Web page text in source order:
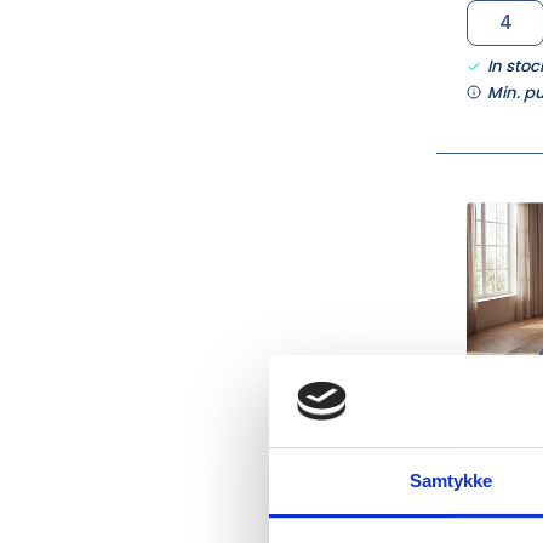
Samtykke
In
Min.
2
Suite